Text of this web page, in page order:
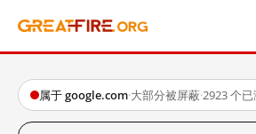
属于 google.com·大部分被屏蔽·2923 个